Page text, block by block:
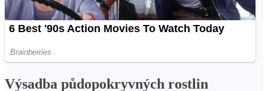
Výsadba půdopokryvných rostlin